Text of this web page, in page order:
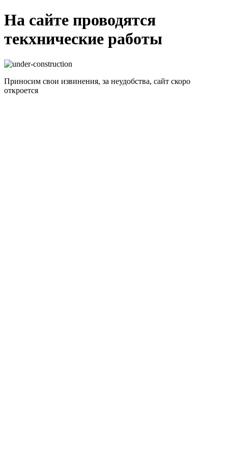
На сайте проводятся
текхнические работы
Приносим свои извинения, за неудобства, сайт скоро
откроется